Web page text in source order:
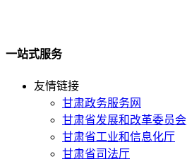
一站式服务
友情链接
甘肃政务服务网
甘肃省发展和改革委员会
甘肃省工业和信息化厅
甘肃省司法厅